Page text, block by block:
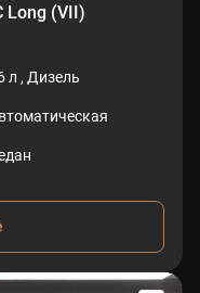
Long (VII)
л , Дизель